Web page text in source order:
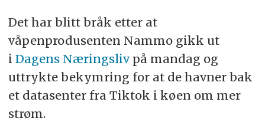
Det har blitt bråk etter at
våpenprodusenten Nammo gikk ut
i Dagens Næringslivpå mandag og
uttrykte bekymring for at de havner bak
et datasenter fra Tiktok i køen om mer
strøm.